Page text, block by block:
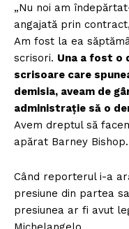
„Nu noi am
angajată prin
Am fost la ea
scrisori. Una a fost o
scrisoare care
demisia, aveam de
administrație să o
Avem dreptul să
apărat Barney Bishop.
Când reporterul i-a
presiune din partea
presiunea ar fi avut